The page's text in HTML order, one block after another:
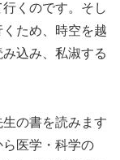
くのです。そし
ため、時空を越
込み、私淑する
の書を読みます
医学・科学の